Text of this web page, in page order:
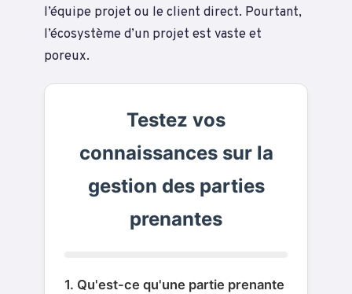
l’équipe projet ou le client direct. Pourtant,
l’écosystème d’un projet est vaste et
poreux.
Testez vos
connaissances sur la
gestion des parties
prenantes
1. Qu'est-ce qu'une partie prenante